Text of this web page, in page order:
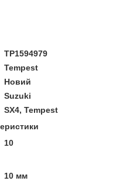
TP1594979
Tempest
Новий
Suzuki
SX4, Tempest
10
10 мм